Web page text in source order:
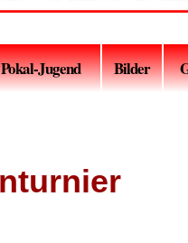
Pokal-Jugend Bilder